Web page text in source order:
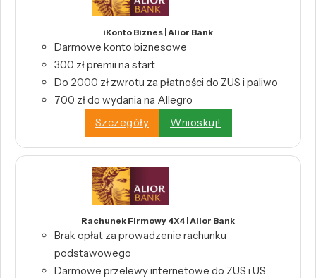
iKonto Biznes | Alior Bank
Darmowe konto biznesowe
300 zł premii na start
Do 2000 zł zwrotu za płatności do ZUS i paliwo
700 zł do wydania na Allegro
Szczegóły
Wnioskuj!
Rachunek Firmowy 4X4 | Alior Bank
Brak opłat za prowadzenie rachunku
podstawowego
Darmowe przelewy internetowe do ZUS i US